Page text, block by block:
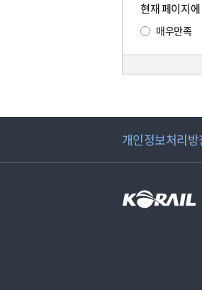
현재 페이지
매우만족
개인정보처리방